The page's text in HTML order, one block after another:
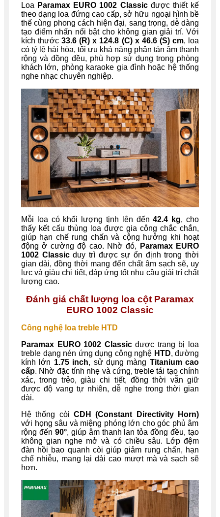
Loa Paramax EURO 1002 Classicđược thiết kế
theo dạng loa đứng cao cấp, sở hữu ngoại hình bề
thế cùng phong cách hiện đại, sang trọng, dễ dàng
tạo điểm nhấn nổi bật cho không gian giải trí. Với
kích thước33.6 (R) x 124.8 (C) x 46.6 (S) cm, loa
có tỷ lệ hài hòa, tối ưu khả năng phân tán âm thanh
rộng và đồng đều, phù hợp sử dụng trong phòng
khách lớn, phòng karaoke gia đình hoặc hệ thống
nghe nhạc chuyên nghiệp.
Mỗi loa có khối lượng tịnh lên đến42.4 kg, cho
thấy kết cấu thùng loa được gia công chắc chắn,
giúp hạn chế rung chấn và cộng hưởng khi hoạt
động ở cường độ cao. Nhờ đó,
Paramax EURO
1002 Classicduy trì được sự ổn định trong thời
gian dài, đồng thời mang đến chất âm sạch sẽ, uy
lực và giàu chi tiết, đáp ứng tốt nhu cầu giải trí chất
lượng cao.
Đánh giá chất lượng loa cột Paramax
EURO 1002 Classic
Công nghệ loa treble HTD
Paramax EURO 1002 Classicđược trang bị loa
treble dạng nén ứng dụng công nghệ HTD, đường
kính lớn 1.75 inch, sử dụng màng Titanium cao
cấp. Nhờ đặc tính nhẹ và cứng, treble tái tạo chính
xác, trong trẻo, giàu chi tiết, đồng thời vẫn giữ
được độ vang tự nhiên, dễ nghe trong thời gian
dài.
Hệ thống còi CDH (Constant Directivity Horn)
với họng sâu và miệng phóng lớn cho góc phủ âm
rộng đến 90°, giúp âm thanh lan tỏa đồng đều, tạo
không gian nghe mở và có chiều sâu. Lớp đệm
đàn hồi bao quanh còi giúp giảm rung chấn, hạn
chế nhiễu, mang lại dải cao mượt mà và sạch sẽ
hơn.